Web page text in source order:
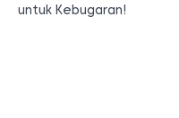
untuk Kebugaran!